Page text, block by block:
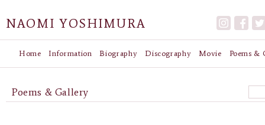
NAOMI YOSHIMURA
Home Information Biography Discography Movie Poems &
Poems & Gallery